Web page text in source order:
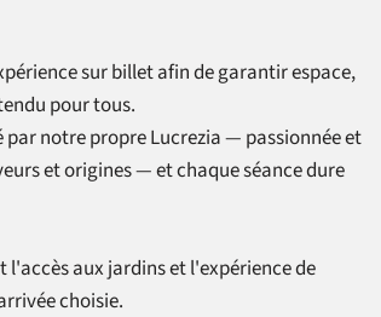
sur billet afin de garantir espace,
pour tous.
par notre propre Lucrezia — passionnée et
et origines — et chaque séance dure
l'accès aux jardins et l'expérience de
choisie.